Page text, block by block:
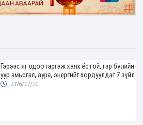
Гэрээс яг одоо гаргаж хаях ёстой, гэр бүлийн
уур амьсгал, аура, энергийг хордуулдаг 7 зүйл
2026/07/30